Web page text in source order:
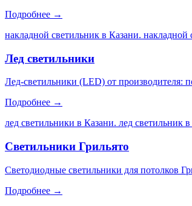
Подробнее →
накладной светильник в Казани.
Лед светильники
Лед-светильники (LED) от производителя:
Подробнее →
лед светильники в Казани. лед светильник
Светильники Грильято
Светодиодные светильники для потолков
Подробнее →